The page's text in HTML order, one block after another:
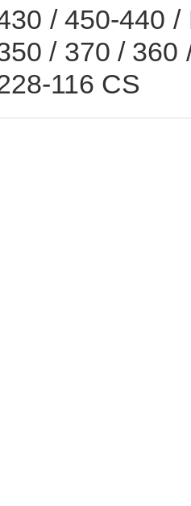
/ 450-440 /
/ 370 / 360
116 CS